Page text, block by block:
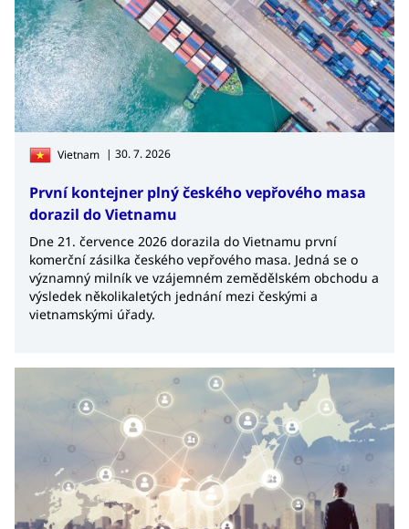
Vietnam | 30. 7. 2026
První kontejner plný českého vepřového masa
dorazil do Vietnamu
Dne 21. července 2026 dorazila do Vietnamu první
komerční zásilka českého vepřového masa. Jedná se o
významný milník ve vzájemném zemědělském obchodu a
výsledek několikaletých jednání mezi českými a
vietnamskými úřady.